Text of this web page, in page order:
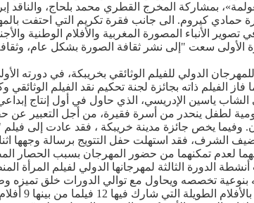
بمشاركة المخرج القطري محمد بلحاج، والناقد
حمادي كيروم. الى جانب فقرة تكريم التي احتفت
عن 42 سنة في تصوير الأنباء المصورة المغربية والأفلام
الأولى سعت "إلى نشر ثقافة الصورة بشكل عام،
الدولي للفيلم الوثائقي بخريبكة، في دورته
فاز الفيلم ذاته بجائزة لجنة تحكيم نقد الفيلم
ياسين الإدريسي، الذي حاول في أول إنتاج
لطفل ينحدر من أسرة فقيرة، من أجل التعبير عن
وفيما يخص جائزة مدينة خريبكة ، فقد عادت إلى
الشرف، فقد استهلت حفل التتويج برسالة وجهها
لعدم تمكنهما من حضور المهرجان بسبب الحصار
الدورة الثالثة لمهرجانها الدولي لفيلم
تخصصه ويحاول مع توالي الدورات خلق تميزه
المسابقة